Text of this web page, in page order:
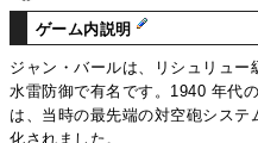
ゲーム内説明
ジャン・バールは、リシュリュ
水雷防御で有名です。1940 年代
は、当時の最先端の対空砲シス
化されました。